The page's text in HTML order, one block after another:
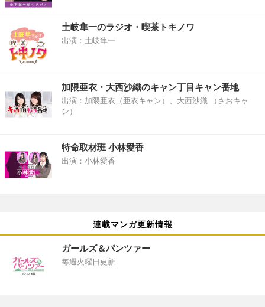
土岐隼一のラジオ・喫茶トキノワ
出演：土岐隼一
加隈亜衣・大西沙織のキャン丁目キャン番地
出演：加隈亜衣（亜衣キャン）、大西沙織 （さおキャ
ン）
特命取材班 小林愛香
出演：小林愛香
連載マンガ更新情報
ガールズ＆パンツァー
毎週火曜日更新